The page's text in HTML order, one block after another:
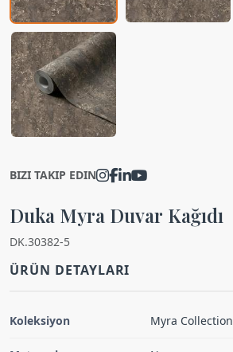
BIZI TAKIP EDIN
Duka Myra Duvar Kağıdı
DK.30382-5
ÜRÜN DETAYLARI
Koleksiyon Myra Collection